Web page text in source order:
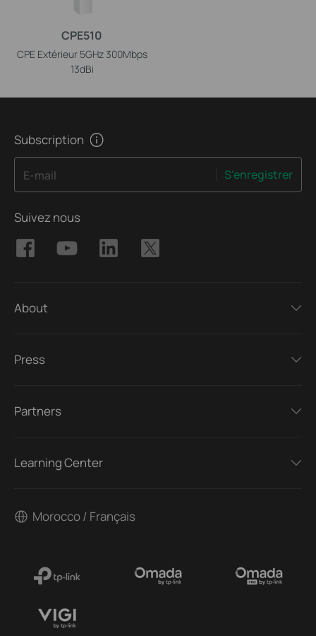
CPE510
CPE Extérieur 5GHz 300Mbps
13dBi
Subscription
E-mail S'enregistrer
Suivez nous
About
Press
Partners
Learning Center
Morocco / Français